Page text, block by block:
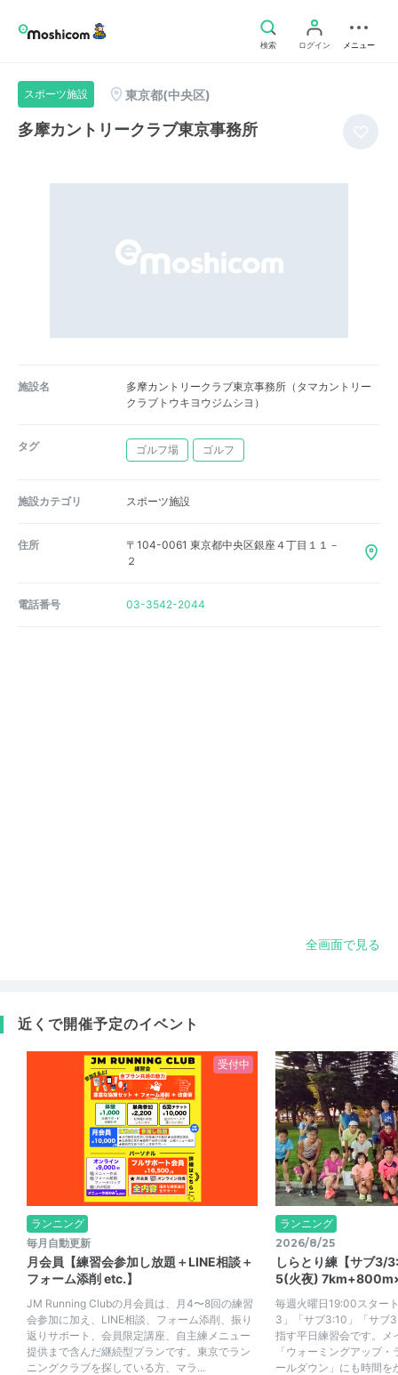
検索 ログイン メニュー
スポーツ施設 東京都(中央区)
多摩カントリークラブ東京事務所
施設名
多摩カントリークラブ東京事務所（タマカントリー
クラブトウキヨウジムシヨ）
タグ ゴルフ場 ゴルフ
施設カテゴリ スポーツ施設
住所
〒104-0061 東京都中央区銀座４丁目１１－
２
電話番号 03-3542-2044
全画面で見る
近くで開催予定のイベント
受付中
ランニング
毎月自動更新
月会員【練習会参加し放題＋LINE相談＋
フォーム添削 etc.】
JM Running Clubの月会員は、月4〜8回の練習
会参加に加え、LINE相談、フォーム添削、振り
返りサポート、会員限定講座、自主練メニュー
提供まで含んだ継続型プランです。東京でラン
ニングクラブを探している方、マラ...
ランニング
2026/8/25
しらとり練【サブ
5(火夜)
毎週火曜日19:00スター
3」「サブ3:10」「サブ
指す平日練習会です。メ
「ウォーミングアップ
ールダウン」にも時間を